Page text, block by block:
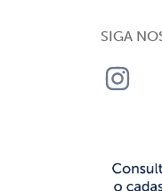
SIGA